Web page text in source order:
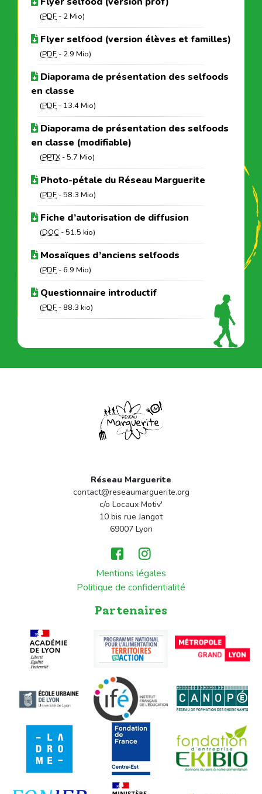
(PDF - 2 Mio)
Flyer selfood (version élèves et familles)
(PDF - 2.9 Mio)
Diaporama de présentation des selfoods
en classe
(PDF - 13.4 Mio)
Diaporama de présentation des selfoods
en classe (modifiable)
(PPTX -5.7 Mio)
Photo-pétale du Réseau Marguerite
(PDF -58.3 Mio)
Fiche d’autorisation de diffusion
(DOC -51.5 kio)
Mosaïques d’anciens selfoods
(PDF - 6.9 Mio)
Questionnaire introductif
(PDF - 88.3 kio)
Réseau Marguerite
contact@reseaumarguerite.org
c/o Locaux Motiv'
10 bis rue Jangot
69007 Lyon
Mentions légales
Politique de confidentialité
Partenaires